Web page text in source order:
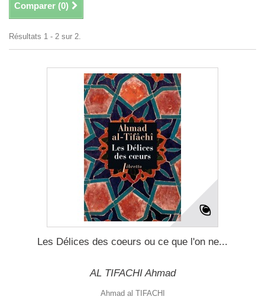
Comparer (0)
Résultats 1 - 2 sur 2.
Les Délices des coeurs ou ce que l'on ne...
AL TIFACHI Ahmad
Ahmad al TIFACHI